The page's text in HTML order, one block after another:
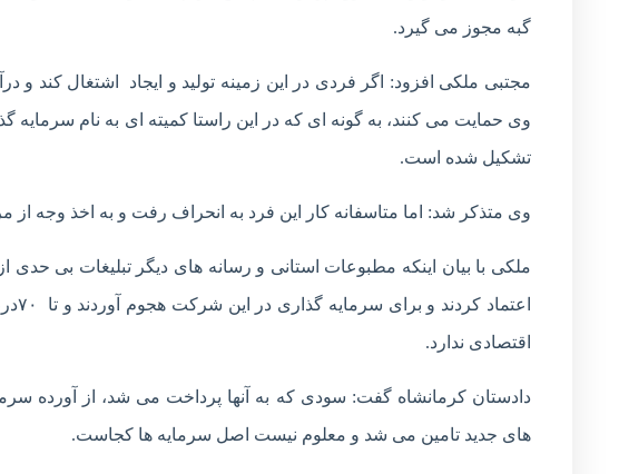
گبه مجوز می گیرد.
مجتبی ملکی افزود: اگر فردی در این زمینه تولید و ایجاد اشتغال کند و
وی حمایت می کنند، به گونه ای که در این راستا کمیته ای به نام
تشکیل شده است.
وی متذکر شد: اما متاسفانه کار این فرد به انحراف رفت و به اخذ وجه
ملکی با بیان اینکه مطبوعات استانی و رسانه های دیگر تبلیغات بی حدی
اقتصادی ندارد.
دادستان کرمانشاه گفت: سودی که به آنها پرداخت می شد، از آورده
های جدید تامین می شد و معلوم نيست اصل سرمایه ها کجاست.